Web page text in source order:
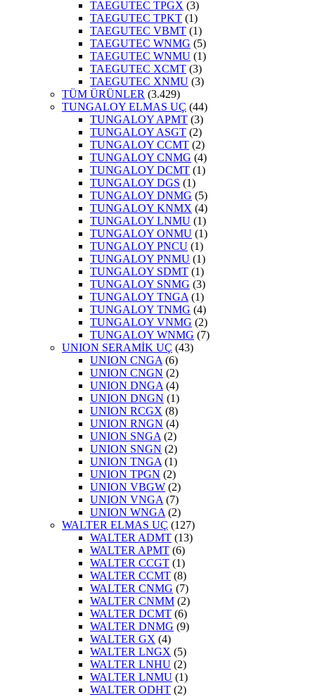
TAEGUTEC TPGX (3)
TAEGUTEC TPKT (1)
TAEGUTEC VBMT (1)
TAEGUTEC WNMG (5)
TAEGUTEC WNMU (1)
TAEGUTEC XCMT (3)
TAEGUTEC XNMU (3)
TÜM ÜRÜNLER (3.429)
TUNGALOY ELMAS UÇ (44)
TUNGALOY APMT (3)
TUNGALOY ASGT (2)
TUNGALOY CCMT (2)
TUNGALOY CNMG (4)
TUNGALOY DCMT (1)
TUNGALOY DGS (1)
TUNGALOY DNMG (5)
TUNGALOY KNMX (4)
TUNGALOY LNMU (1)
TUNGALOY ONMU (1)
TUNGALOY PNCU (1)
TUNGALOY PNMU (1)
TUNGALOY SDMT (1)
TUNGALOY SNMG (3)
TUNGALOY TNGA (1)
TUNGALOY TNMG (4)
TUNGALOY VNMG (2)
TUNGALOY WNMG (7)
UNION SERAMİK UÇ (43)
UNION CNGA (6)
UNION CNGN (2)
UNION DNGA (4)
UNION DNGN (1)
UNION RCGX (8)
UNION RNGN (4)
UNION SNGA (2)
UNION SNGN (2)
UNION TNGA (1)
UNION TPGN (2)
UNION VBGW (2)
UNION VNGA (7)
UNION WNGA (2)
WALTER ELMAS UÇ (127)
WALTER ADMT (13)
WALTER APMT (6)
WALTER CCGT (1)
WALTER CCMT (8)
WALTER CNMG (7)
WALTER CNMM (2)
WALTER DCMT (6)
WALTER DNMG (9)
WALTER GX (4)
WALTER LNGX (5)
WALTER LNHU (2)
WALTER LNMU (1)
WALTER ODHT (2)